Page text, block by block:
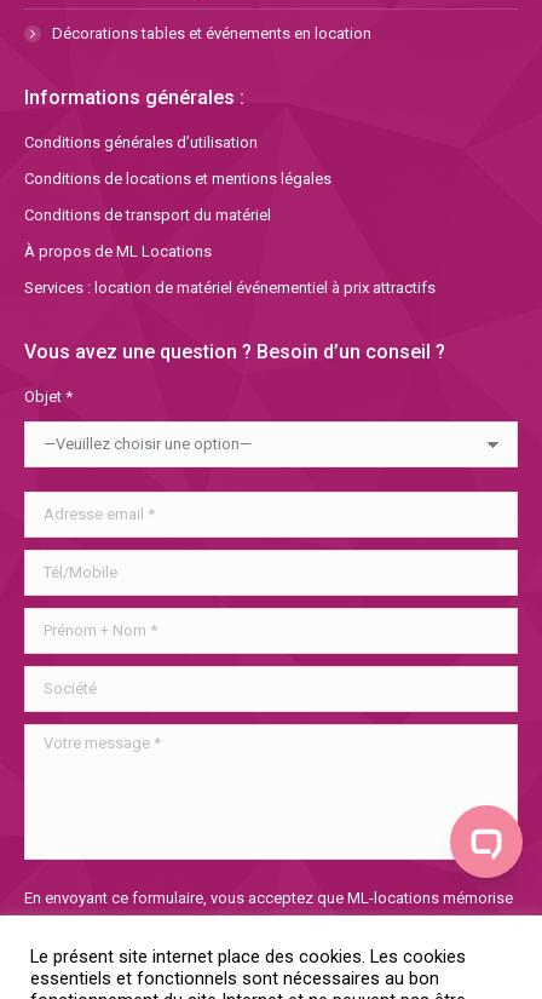
Décorations tables et événements en location
Informations générales :
Conditions générales d’utilisation
Conditions de locations et mentions légales
Conditions de transport du matériel
À propos de ML Locations
Services : location de matériel événementiel à prix attractifs
Vous avez une question ? Besoin d’un conseil ?
Objet *
laisser
champ
vide.
En envoyant ce formulaire, vous acceptez que ML-locations mémorise
vous voulez en savoir plus sur notre politique de confidentialité, vous
la trouverez
Le présent site internet place des cookies. Les cookies
essentiels et fonctionnels sont nécessaires au bon